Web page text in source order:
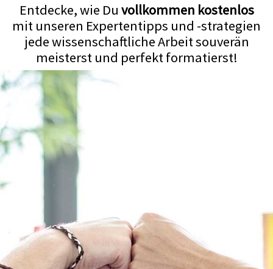
Entdecke, wie Du vollkommen kostenlos
mit unseren Expertentipps und -strategien
jede wissenschaftliche Arbeit souverän
meisterst und perfekt formatierst!